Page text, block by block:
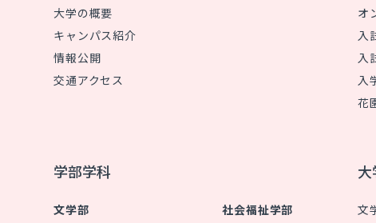
大学の概要
キャンパス紹介
情報公開
交通アクセス
オ
入
入
入
花
学部学科
文学部
社会福祉学部
文